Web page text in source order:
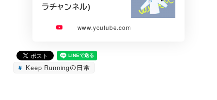
ラチャンネル)
www.youtube.com
Keep Runningの日常